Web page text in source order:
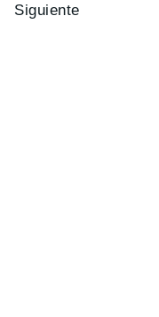
Siguiente